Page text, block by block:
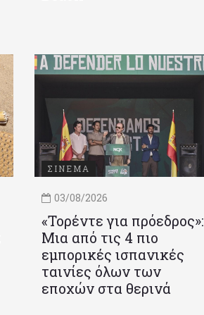
ΣΙΝΕΜΑ
03/08/2026
«Τορέντε για πρόεδρος»:
Mια από τις 4 πιο
εμπορικές ισπανικές
ταινίες όλων των
εποχών στα θερινά